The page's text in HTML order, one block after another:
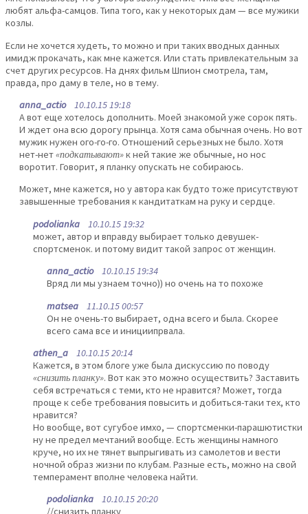
любят альфа-самцов. Типа того, как у некоторых дам — все мужики
козлы.
Если не хочется худеть, то можно и при таких вводных данных
имидж прокачать, как мне кажется. Или стать привлекательным за
счет других ресурсов. На днях фильм Шпион смотрела, там,
правда, про даму в теле, но в тему.
anna_actio10.10.15 19:18
А вот еще хотелось дополнить. Моей знакомой уже сорок пять.
И ждет она всю дорогу прынца. Хотя сама обычная очень. Но вот
мужик нужен ого-го-го. Отношений серьезных не было. Хотя
нет-нет«подкатывают»к ней такие же обычные, но нос
воротит. Говорит, я планку опускать не собираюсь.
Может, мне кажется, но у автора как будто тоже присутствуют
завышенные требования к кандитаткам на руку и сердце.
podolianka 10.10.15 19:32
может, автор и вправду выбирает только девушек-
спортсменок. и потому видит такой запрос от женщин.
anna_actio10.10.15 19:34
Вряд ли мы узнаем точно)) но очень на то похоже
matsea 11.10.15 00:57
Он не очень-то выбирает, одна всего и была. Скорее
всего сама все и инициипрвала.
athen_a 10.10.15 20:14
Кажется, в этом блоге уже была дискуссию по поводу
«снизить планку». Вот как это можно осуществить? Заставить
себя встречаться с теми, кто не нравится? Может, тогда
проще к себе требования повысить и добиться-таки тех, кто
нравится?
Но вообще, вот сугубое имхо, — спортсменки-парашютистки
ну не предел мечтаний вообще. Есть женщины намного
круче, но их не тянет выпрыгивать из самолетов и вести
ночной образ жизни по клубам. Разные есть, можно на свой
темперамент вполне человека найти.
podolianka 10.10.15 20:20
//снизить планку